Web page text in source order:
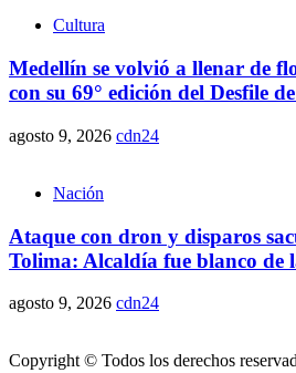
Cultura
Medellín se volvió a llenar de
con su 69° edición del Desfile
agosto 9, 2026 cdn24
Nación
Ataque con dron y disparos
Tolima: Alcaldía fue blanco de
agosto 9, 2026 cdn24
Copyright © Todos los derechos